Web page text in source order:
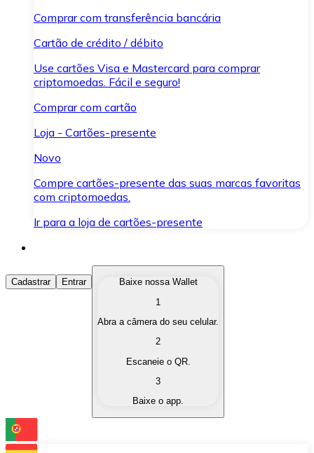
Comprar com transferência bancária
Cartão de crédito / débito
Use cartões Visa e Mastercard para comprar
criptomoedas. Fácil e seguro!
Comprar com cartão
Loja - Cartões-presente
Novo
Compre cartões-presente das suas marcas favoritas
com criptomoedas.
Ir para a loja de cartões-presente
Comprar Criptomoedas
Compre as criptomoedas de seu interesse de forma
Converta suas criptomoedas em moeda fiduciária
Troque uma criptomoeda por outra
Cadastrar Entrar
Baixe nossa Wallet
1
Abra a câmera do seu celular.
2
Escaneie o QR.
3
Baixe o app.